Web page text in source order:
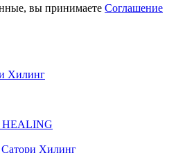
вы принимаете Соглашение
Хилинг
HEALING
Сатори Хилинг